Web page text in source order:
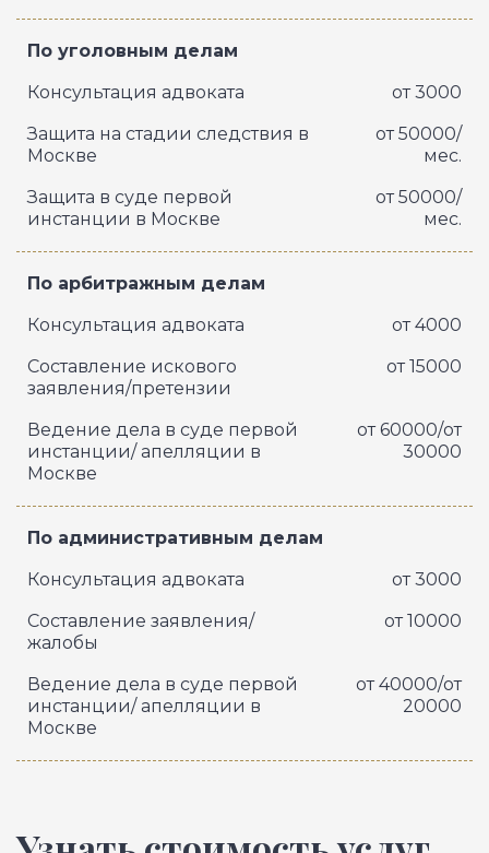
По уголовным делам
Консультация адвоката
от 3000
Защита на стадии следствия в
Москве
от 50000/
мес.
Защита в суде первой
инстанции в Москве
от 50000/
мес.
По арбитражным делам
Консультация адвоката
от 4000
Составление искового
заявления/претензии
от 15000
Ведение дела в суде первой
инстанции/ апелляции в
Москве
от 60000/от
30000
По административным делам
Консультация адвоката
от 3000
Составление заявления/
жалобы
от 10000
Ведение дела в суде первой
инстанции/ апелляции в
Москве
от 40000/от
20000